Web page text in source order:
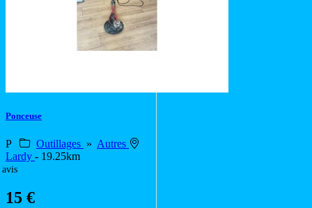
Ponceuse
P Outillages » Autres
Lardy - 19.25km
avis
15 €